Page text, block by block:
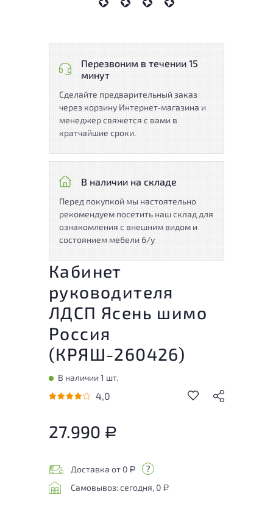
Перезвоним в течении 15
минут
Сделайте предварительный заказ
через корзину Интернет-магазина и
менеджер свяжется с вами в
кратчайшие сроки.
В наличии на складе
Перед покупкой мы настоятельно
рекомендуем посетить наш склад для
ознакомления с внешним видом и
состоянием мебели б/у
Кабинет
руководителя
ЛДСП Ясень шимо
Россия
(КРЯШ-260426)
В наличии 1 шт.
4,0
27.990 Р
Доставка от 0 Р
Самовывоз: сегодня, 0 Р